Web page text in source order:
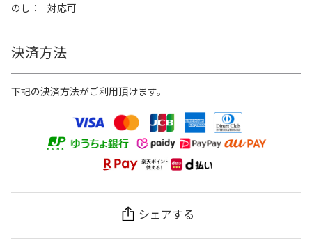
のし
対応可
決済方法
下記の決済方法がご利用頂けます。
シェアする